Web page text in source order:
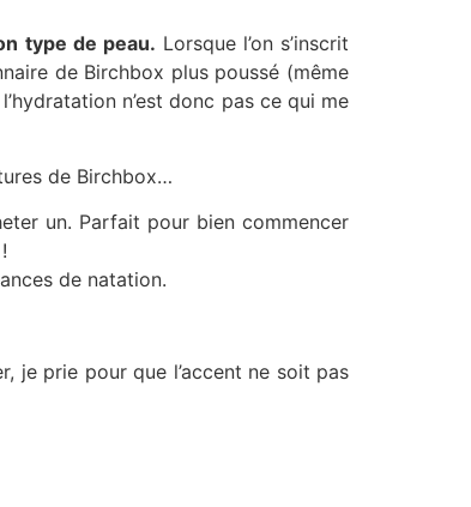
type de peau. Lorsque l’on s’inscrit
de Birchbox plus poussé (même
n’est donc pas ce qui me
de Birchbox…
un. Parfait pour bien commencer
de natation.
je prie pour que l’accent ne soit pas